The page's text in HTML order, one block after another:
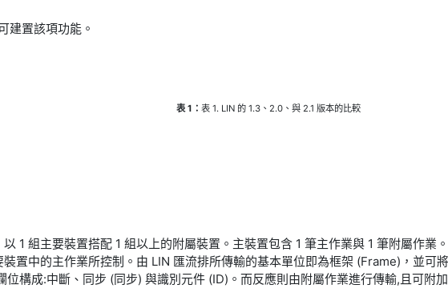
建置該項功能。
表 1： 表 1. LIN 的 1.3、2.0、與 2.1 版本的比較
1 組主要裝置搭配 1 組以上的附屬裝置。主裝置包含 1 筆主作業與 1 筆附屬作業
置中的主作業所控制。由 LIN 匯流排所傳輸的基本單位即為框架 (Frame)，並
構成:中斷、同步 (同步) 與識別元件 (ID)。而反應則由附屬作業進行傳輸,且可附